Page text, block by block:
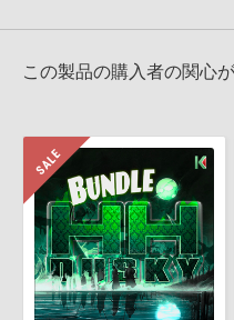
きます際には、NTFSやHFS
いただく必要がございます。
知らせするメールの2通が送
ます説明に沿って、製品のダ
サンプルパック製品には、原
用意しておりません。ご購入
わせなどはテクニカルサポート
デモソングは、製品収録サウ
めのデモンストレーション用
そのものをお使いいただくこ
2022.06.06
おります。ご覧頂くには、該当す
BIG CHORDS VOL 2のサポー
この製品の購入者の関心